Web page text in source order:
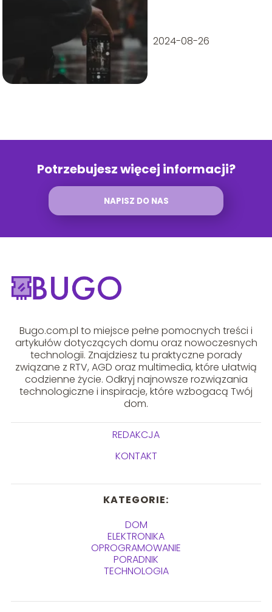
2024-08-26
Potrzebujesz więcej informacji?
NAPISZ DO NAS
Bugo.com.pl to miejsce pełne pomocnych treści i
artykułów dotyczących domu oraz nowoczesnych
technologii. Znajdziesz tu praktyczne porady
związane z RTV, AGD oraz multimedia, które ułatwią
codzienne życie. Odkryj najnowsze rozwiązania
technologiczne i inspiracje, które wzbogacą Twój
dom.
REDAKCJA
KONTAKT
KATEGORIE:
DOM
ELEKTRONIKA
OPROGRAMOWANIE
PORADNIK
TECHNOLOGIA